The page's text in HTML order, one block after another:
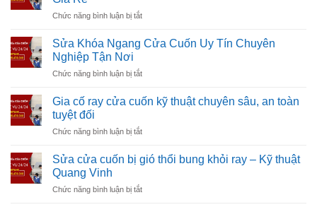
Hướng
Chuẩn
Uy
Giá
Nơi
Chức năng bình luận bị tắtở
Ổ
Cuốn
Liền
Uy
Giá
Sửa Khóa Ngang Cửa Cuốn Uy Tín Chuyên
Nghiệp Tận Nơi
Chức năng bình luận bị tắtở
Khóa
Ngang
Cuốn
Tín
Tận
Gia cố ray cửa cuốn kỹ thuật chuyên sâu, an toàn
tuyệt đối
Chức năng bình luận bị tắtở
cố
ray
cuốn
Sửa cửa cuốn bị gió thổi bung khỏi ray – Kỹ thuật
Quang Vinh
Chức năng bình luận bị tắtở